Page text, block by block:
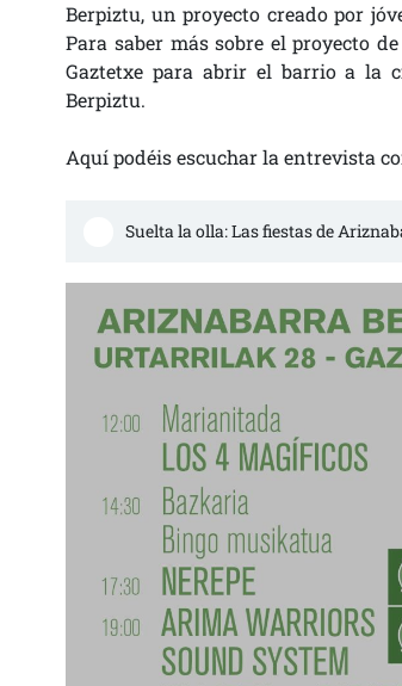
Berpiztu, un proyecto creado por
Para saber más sobre el proyecto
Gaztetxe para abrir el barrio a la
Berpiztu.
Aquí podéis escuchar la entrevista
Suelta la olla: Las fiestas de